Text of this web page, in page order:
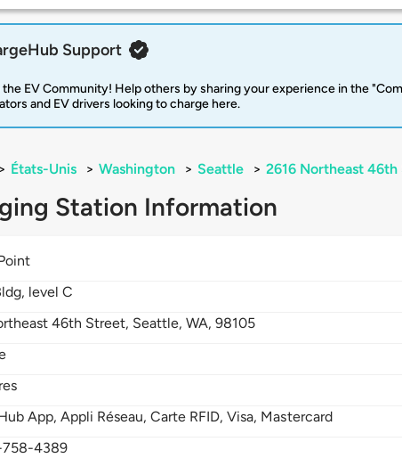
Support
the EV Community! Help others by sharing your experience in the
and EV drivers looking to charge here.
> États-Unis > Washington > Seattle > 2616 Northeast
Station Information
level C
46th Street, Seattle,WA,98105
App, Appli Réseau, Carte RFID, Visa, Mastercard
4389